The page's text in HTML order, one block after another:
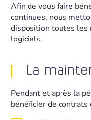
Afin de vous faire
continues, nous
disposition toutes les
logiciels.
La
Pendant et après la
bénéficier de